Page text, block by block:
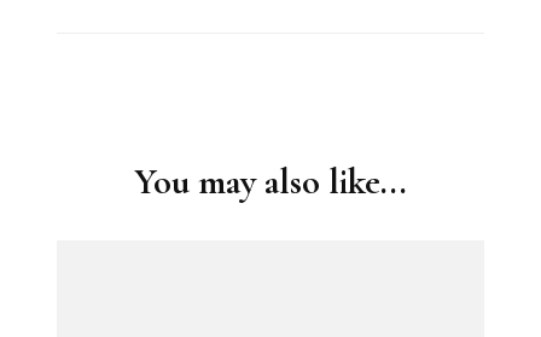
You may also like...